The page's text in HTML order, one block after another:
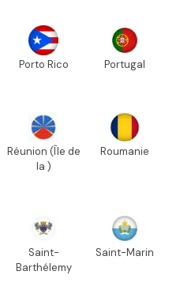
Porto Rico Portugal
Réunion (Île de
la )
Roumanie
Saint-
Barthélemy
Saint-Marin